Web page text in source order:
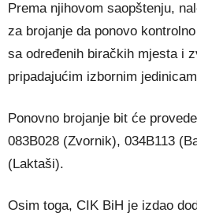
Prema njihovom saopštenju,
za brojanje da ponovo
sa određenih biračkih mjesta i
pripadajućim izbornim
Ponovno brojanje bit će
083B028 (Zvornik), 034B113
(Laktaši).
Osim toga, CIK BiH je izdao